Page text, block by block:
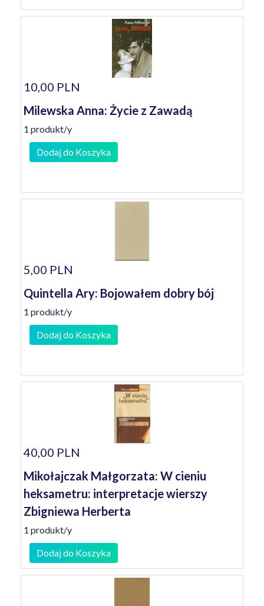
10,00 PLN
Milewska Anna: Życie z Zawadą
1 produkt/y
Dodaj do Koszyka
5,00 PLN
Quintella Ary: Bojowałem dobry bój
1 produkt/y
Dodaj do Koszyka
40,00 PLN
Mikołajczak Małgorzata: W cieniu
heksametru: interpretacje wierszy
Zbigniewa Herberta
1 produkt/y
Dodaj do Koszyka